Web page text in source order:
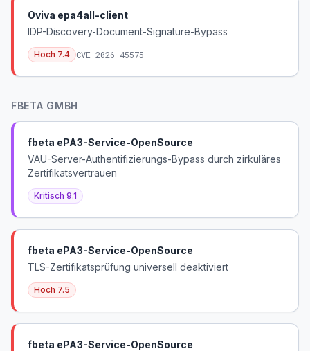
Oviva epa4all-client
IDP-Discovery-Document-Signature-Bypass
Hoch 7.4 CVE-2026-45575
FBETA GMBH
fbeta ePA3-Service-OpenSource
VAU-Server-Authentifizierungs-Bypass durch zirkuläres
Zertifikatsvertrauen
Kritisch 9.1
fbeta ePA3-Service-OpenSource
TLS-Zertifikatsprüfung universell deaktiviert
Hoch 7.5
fbeta ePA3-Service-OpenSource